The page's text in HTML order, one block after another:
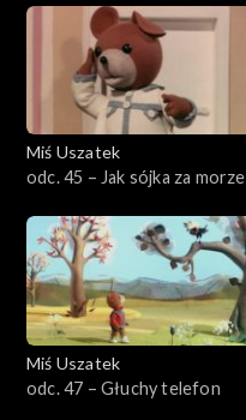
Miś Uszatek
odc. 45 – Jak sójka za morze
Miś Uszatek
odc. 47 – Głuchy telefon